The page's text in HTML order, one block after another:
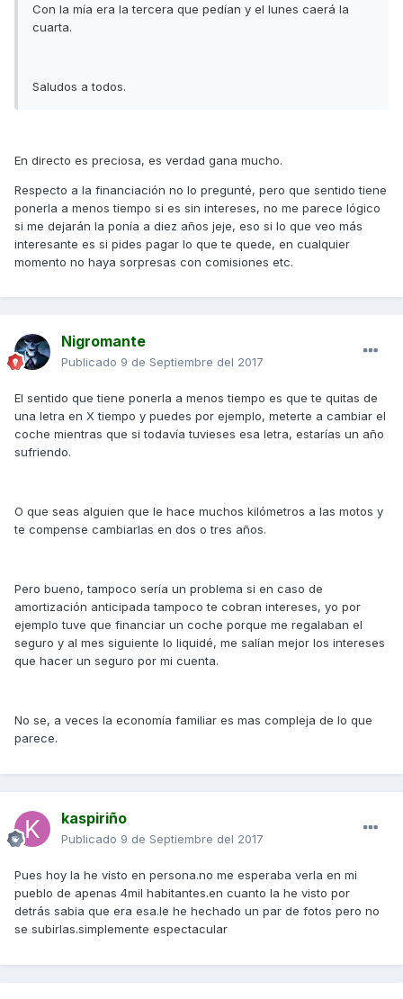
Con la mía era la tercera que pedían y el lunes caerá la
cuarta.
Saludos a todos.
En directo es preciosa, es verdad gana mucho.
Respecto a la financiación no lo pregunté, pero que sentido tiene
ponerla a menos tiempo si es sin intereses, no me parece lógico
si me dejarán la ponía a diez años jeje, eso si lo que veo más
interesante es si pides pagar lo que te quede, en cualquier
momento no haya sorpresas con comisiones etc.
Nigromante
Publicado 9 de Septiembre del 2017
El sentido que tiene ponerla a menos tiempo es que te quitas de
una letra en X tiempo y puedes por ejemplo, meterte a cambiar el
coche mientras que si todavía tuvieses esa letra, estarías un año
sufriendo.
O que seas alguien que le hace muchos kilómetros a las motos y
te compense cambiarlas en dos o tres años.
Pero bueno, tampoco sería un problema si en caso de
amortización anticipada tampoco te cobran intereses, yo por
ejemplo tuve que financiar un coche porque me regalaban el
seguro y al mes siguiente lo liquidé, me salían mejor los intereses
que hacer un seguro por mi cuenta.
No se, a veces la economía familiar es mas compleja de lo que
parece.
kaspiriño
Publicado 9 de Septiembre del 2017
Pues hoy la he visto en persona.no me esperaba verla en mi
pueblo de apenas 4mil habitantes.en cuanto la he visto por
detrás sabia que era esa.le he hechado un par de fotos pero no
se subirlas.simplemente espectacular